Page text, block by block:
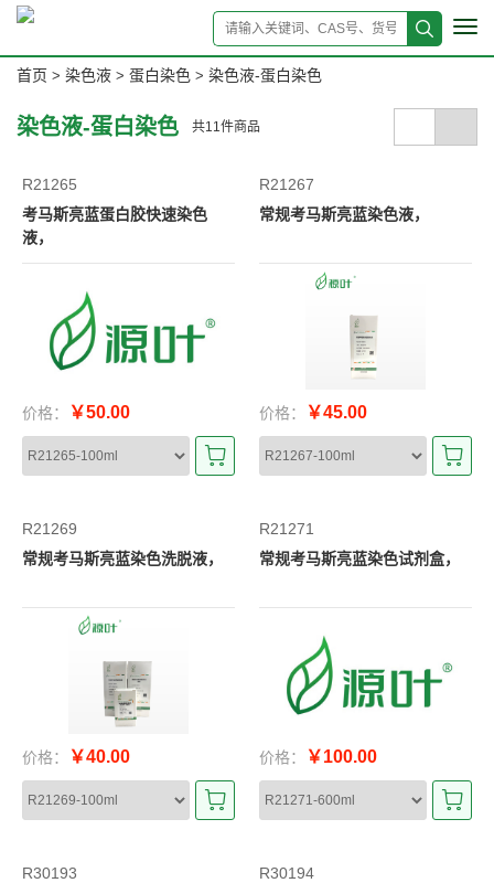
首页 > 染色液 > 蛋白染色 > 染色液-蛋白染色
染色液-蛋白染色 共11 件商品
R21265
考马斯亮蓝蛋白胶快速染色
液，
价格： ￥50.00
R21267
常规考马斯亮蓝染色液，
价格： ￥45.00
R21269
常规考马斯亮蓝染色洗脱液，
价格： ￥40.00
R21271
常规考马斯亮蓝染色试剂盒，
价格： ￥100.00
R30193
R30194